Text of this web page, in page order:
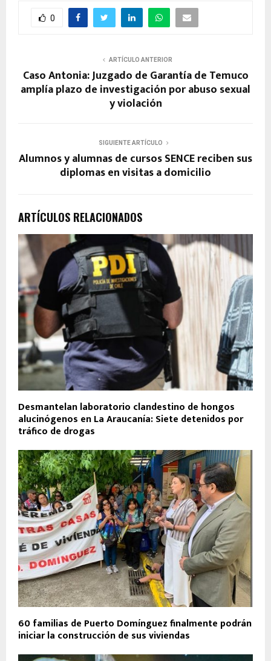
0
ARTÍCULO ANTERIOR
Caso Antonia: Juzgado de Garantía de Temuco
amplía plazo de investigación por abuso sexual
y violación
SIGUIENTE ARTÍCULO
Alumnos y alumnas de cursos SENCE reciben sus
diplomas en visitas a domicilio
ARTÍCULOS RELACIONADOS
Desmantelan laboratorio clandestino de hongos
alucinógenos en La Araucanía: Siete detenidos por
tráfico de drogas
60 familias de Puerto Domínguez finalmente podrán
iniciar la construcción de sus viviendas